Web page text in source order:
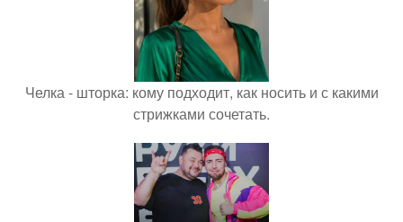
Челка - шторка: кому подходит, как носить и с какими
стрижками сочетать.